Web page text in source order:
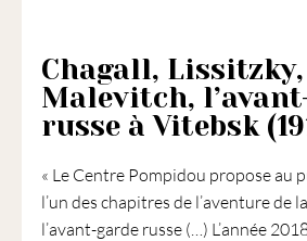
Chagall, Lissitzky,
Malevitch,
russe à Vitebsk
« Le Centre Pompidou propose au
l’un des chapitres de l’aventure de
l’avant-garde russe (…) L’année